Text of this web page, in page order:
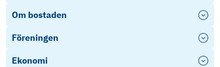
Om bostaden
Föreningen
Ekonomi